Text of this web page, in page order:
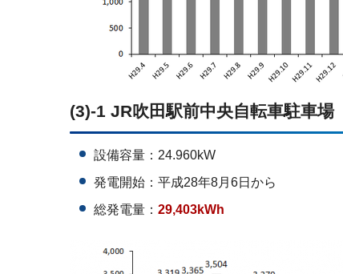
(3)-1 JR吹田駅前中央自転車駐車場
設備容量：24.960kW
発電開始：平成28年8月6日から
総発電量： 29,403kWh